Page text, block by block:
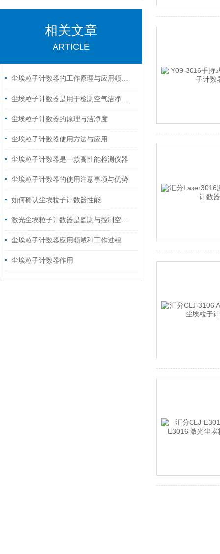
相关文章
ARTICLE
尘埃粒子计数器的工作原理与应用领域解析
尘埃粒子计数器是用于检测空气洁净度等级的一种仪器
尘埃粒子计数器的原理与洁净度
尘埃粒子计数器使用方法与应用
尘埃粒子计数器是一款高性能检测仪器
尘埃粒子计数器的使用注意事项与优势
如何确认尘埃粒子计数器性能
激光尘埃粒子计数器是监测与控制空气质量的得力助手
尘埃粒子计数器应用领域和工作过程
尘埃粒子计数器作用